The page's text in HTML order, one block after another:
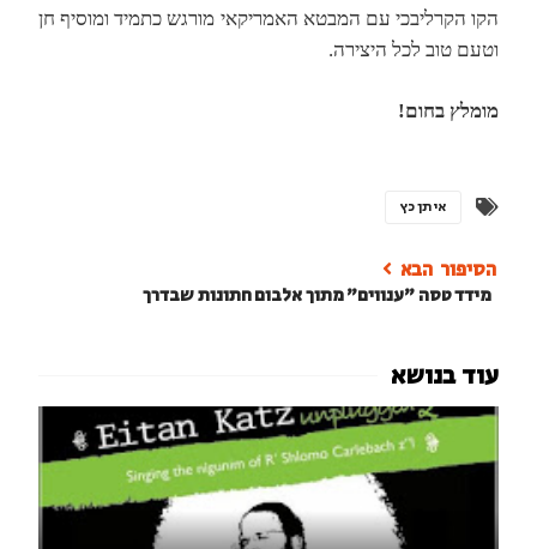
הקו הקרליבכי עם המבטא האמריקאי מורגש כתמיד ומוסיף חן
וטעם טוב לכל היצירה.
מומלץ בחום!
איתן כץ
מידד טסה "ענווים" מתוך אלבום חתונות שבדרך